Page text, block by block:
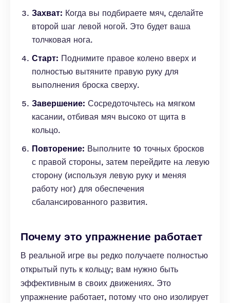
Захват: Когда вы подбираете мяч, сделайте
второй шаг левой ногой. Это будет ваша
толчковая нога.
Старт: Поднимите правое колено вверх и
полностью вытяните правую руку для
выполнения броска сверху.
Завершение: Сосредоточьтесь на мягком
касании, отбивая мяч высоко от щита в
кольцо.
Повторение: Выполните 10 точных бросков
с правой стороны, затем перейдите на левую
сторону (используя левую руку и меняя
работу ног) для обеспечения
сбалансированного развития.
Почему это упражнение работает
В реальной игре вы редко получаете полностью
открытый путь к кольцу; вам нужно быть
эффективным в своих движениях. Это
упражнение работает, потому что оно изолирует